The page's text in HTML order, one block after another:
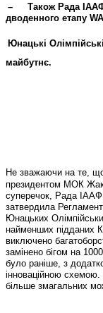
–
Також Рада
дводенного етапу
Юнацькі
майбутнє.
Не зважаючи на те,
президентом МОК
суперечок, Рада
затвердила
Юнацьких
найменших підданих
виключено
замінено бігом на
було раніше, з
інноваційною
більше змагальних